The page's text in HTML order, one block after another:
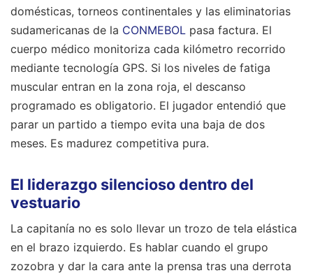
domésticas, torneos continentales y las eliminatorias
sudamericanas de la CONMEBOL pasa factura. El
cuerpo médico monitoriza cada kilómetro recorrido
mediante tecnología GPS. Si los niveles de fatiga
muscular entran en la zona roja, el descanso
programado es obligatorio. El jugador entendió que
parar un partido a tiempo evita una baja de dos
meses. Es madurez competitiva pura.
El liderazgo silencioso dentro del
vestuario
La capitanía no es solo llevar un trozo de tela elástica
en el brazo izquierdo. Es hablar cuando el grupo
zozobra y dar la cara ante la prensa tras una derrota